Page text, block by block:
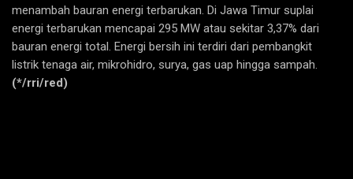
menambah bauran energi terbarukan. Di Jawa Timur suplai
energi terbarukan mencapai 295 MW atau sekitar 3,37% dari
bauran energi total. Energi bersih ini terdiri dari pembangkit
listrik tenaga air, mikrohidro, surya, gas uap hingga sampah.
(*/rri/red)